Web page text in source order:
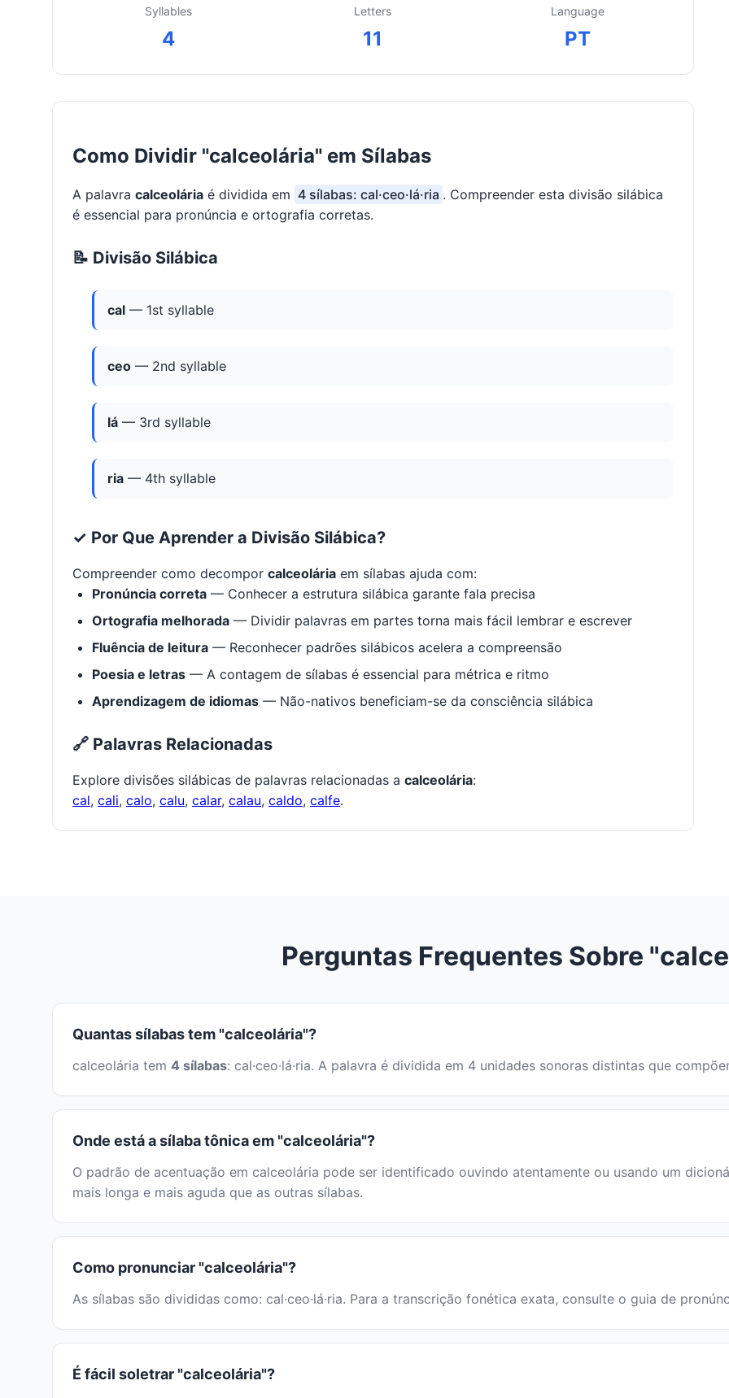
Syllables
4
Letters
11
Language
PT
Como Dividir "calceolária" em Sílabas
A palavra calceolária é dividida em 4 sílabas: cal·ceo·lá·ria . Compreender esta divisão silábica
é essencial para pronúncia e ortografia corretas.
📝 Divisão Silábica
cal — 1st syllable
ceo — 2nd syllable
lá — 3rd syllable
ria — 4th syllable
✓ Por Que Aprender a Divisão Silábica?
Compreender como decompor calceolária em sílabas ajuda com:
Pronúncia correta — Conhecer a estrutura silábica garante fala precisa
Ortografia melhorada — Dividir palavras em partes torna mais fácil lembrar e escrever
Fluência de leitura — Reconhecer padrões silábicos acelera a compreensão
Poesia e letras — A contagem de sílabas é essencial para métrica e ritmo
Aprendizagem de idiomas — Não-nativos beneficiam-se da consciência silábica
🔗 Palavras Relacionadas
Explore divisões silábicas de palavras relacionadas a calceolária:
cal, cali, calo, calu, calar, calau, caldo, calfe.
Perguntas Frequentes Sobre
Quantas sílabas tem "calceolária"?
calceolária tem 4 sílabas: cal·ceo·lá·ria. A palavra é dividida em 4 unidades sonoras distintas que
Onde está a sílaba tônica em "calceolária"?
O padrão de acentuação em calceolária pode ser identificado ouvindo atentamente ou usando um
mais longa e mais aguda que as outras sílabas.
Como pronunciar "calceolária"?
As sílabas são divididas como: cal·ceo·lá·ria. Para a transcrição fonética exata, consulte o guia de
É fácil soletrar "calceolária"?